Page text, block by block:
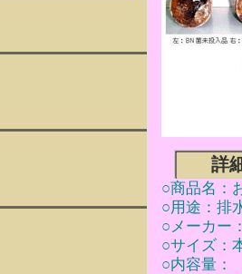
詳
○商品名：
○用途：排
○メーカー
○サイズ：
○内容量：